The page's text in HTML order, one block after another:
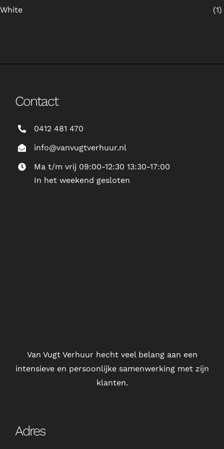
White (1)
Contact
0412 481 470
info@vanvugtverhuur.nl
Ma t/m vrij 09:00-12:30 13:30-17:00
In het weekend gesloten
Van Vugt Verhuur hecht veel belang aan een
intensieve en persoonlijke samenwerking met zijn
klanten.
Adres